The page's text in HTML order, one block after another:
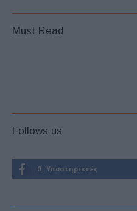
Must Read
Follows us
0 Υποστηρικτές